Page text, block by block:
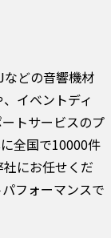
どの音響機材
イベントディ
トサービスのプ
全国で10000件
にお任せくだ
フォーマンスで